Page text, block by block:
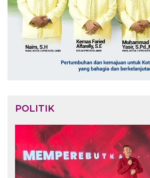
POLITIK